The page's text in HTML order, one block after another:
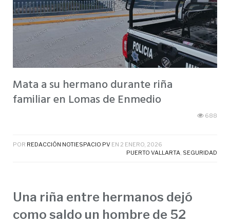
Mata a su hermano durante riña
familiar en Lomas de Enmedio
688
POR REDACCIÓN NOTIESPACIO PV EN 2 ENERO, 2026
PUERTO VALLARTA, SEGURIDAD
Una riña entre hermanos dejó
como saldo un hombre de 52